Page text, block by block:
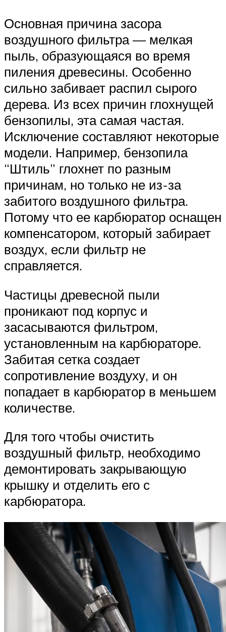
Основная причина засора
воздушного фильтра — мелкая
пыль, образующаяся во время
пиления древесины. Особенно
сильно забивает распил сырого
дерева. Из всех причин глохнущей
бензопилы, эта самая частая.
Исключение составляют некоторые
модели. Например, бензопила
“Штиль” глохнет по разным
причинам, но только не из-за
забитого воздушного фильтра.
Потому что ее карбюратор оснащен
компенсатором, который забирает
воздух, если фильтр не
справляется.
Частицы древесной пыли
проникают под корпус и
засасываются фильтром,
установленным на карбюраторе.
Забитая сетка создает
сопротивление воздуху, и он
попадает в карбюратор в меньшем
количестве.
Для того чтобы очистить
воздушный фильтр, необходимо
демонтировать закрывающую
крышку и отделить его с
карбюратора.